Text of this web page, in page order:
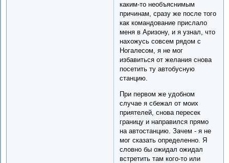
каким-то необъяснимым
причинам, сразу же после того
как командование прислало
меня в Аризону, и я узнал, что
нахожусь совсем рядом с
Ногалесом, я не мог
избавиться от желания снова
посетить ту автобусную
станцию.
При первом же удобном
случае я сбежал от моих
приятелей, снова пересек
границу и направился прямо
на автостанцию. Зачем - я не
мог сказать определенно. Я
словно бы ожидал ожидал
встретить там кого-то или